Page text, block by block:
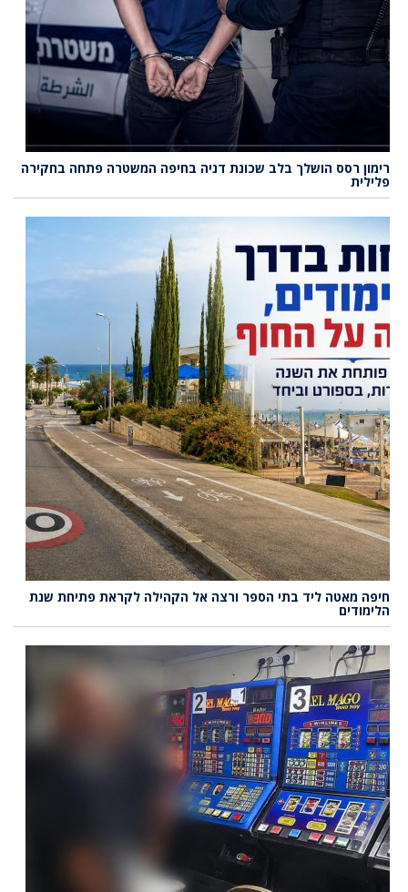
רימון רסס הושלך בלב שכונת דניה בחיפה המשטרה פתחה בחקירה
פלילית
חיפה מאטה ליד בתי הספר ורצה אל הקהילה לקראת פתיחת שנת
הלימודים